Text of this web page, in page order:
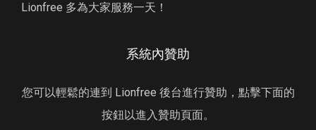
Lionfree 多為大家服務一天！
系統內贊助
您可以輕鬆的連到 Lionfree 後台進行贊助，點擊下面的
按鈕以進入贊助頁面。